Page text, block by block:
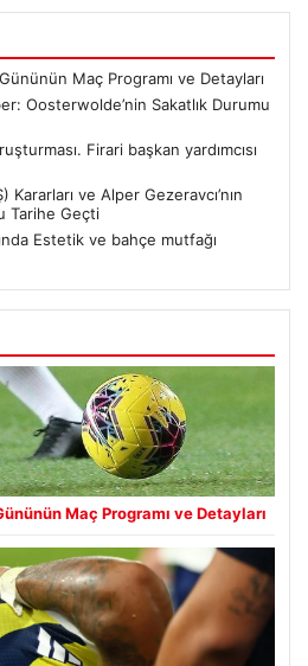
Maç Programı ve Detayları
Oosterwolde’nin Sakatlık Durumu
Firari başkan yardımcısı
ve Alper Gezeravcı’nın
Tarihe Geçti
Estetik ve bahçe mutfağı
Maç Programı ve Detayları